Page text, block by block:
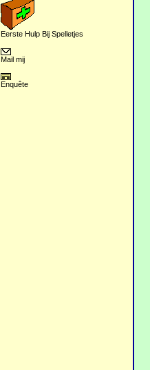
Eerste Hulp Bij Spelletjes
Mail mij
Enquête